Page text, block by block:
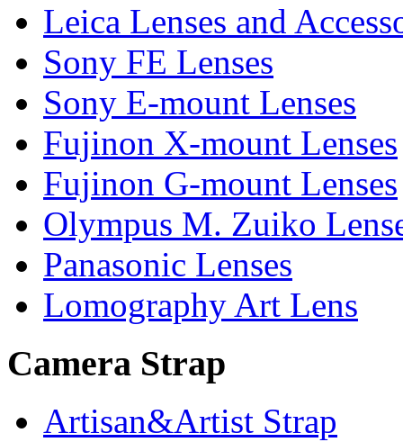
Leica Lenses and
Sony FE Lenses
Sony E-mount Lenses
Fujinon X-mount Lenses
Fujinon G-mount Lenses
Olympus M. Zuiko
Panasonic Lenses
Lomography Art Lens
Camera Strap
Artisan&Artist Strap